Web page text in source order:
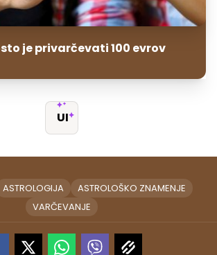
je privarčevati 100 evrov
UI
ASTROLOGIJA
ASTROLOŠKO ZNAMENJE
VARČEVANJE